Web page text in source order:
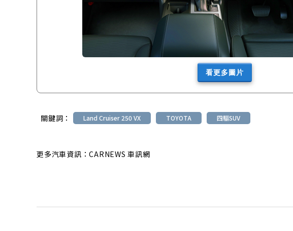
看更多圖片
關鍵詞： Land Cruiser 250 VX TOYOTA 四驅SUV
更多汽車資訊：CARNEWS 車訊網